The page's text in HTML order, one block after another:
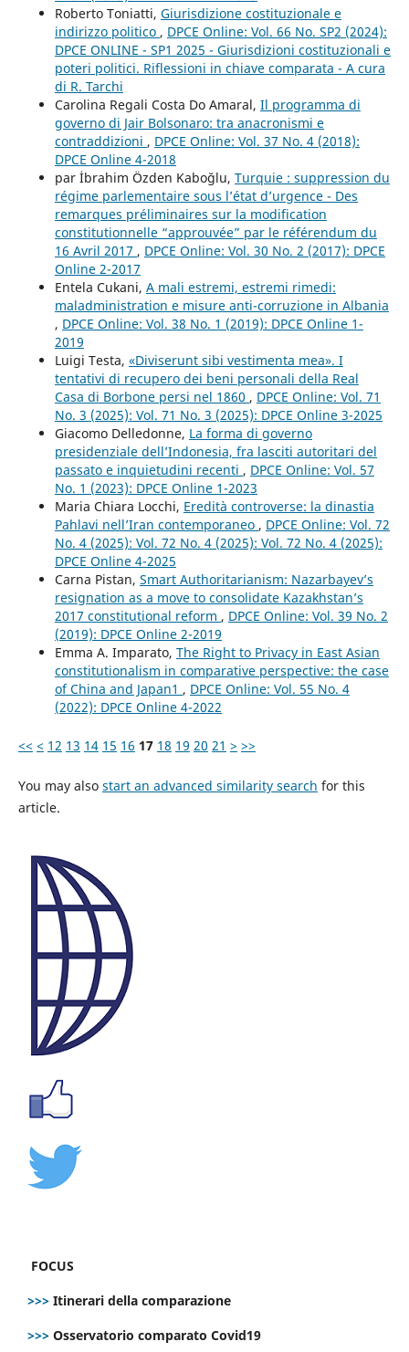
Roberto Toniatti, Giurisdizione costituzionale e
indirizzo politico , DPCE Online: Vol. 66 No. SP2 (2024):
DPCE ONLINE - SP1 2025 - Giurisdizioni costituzionali e
poteri politici. Riflessioni in chiave comparata - A cura
di R. Tarchi
Carolina Regali Costa Do Amaral, Il programma di
governo di Jair Bolsonaro: tra anacronismi e
contraddizioni , DPCE Online: Vol. 37 No. 4 (2018):
DPCE Online 4-2018
par İbrahim Özden Kaboğlu, Turquie : suppression du
régime parlementaire sous l’état d’urgence - Des
remarques préliminaires sur la modification
constitutionnelle “approuvée” par le référendum du
16 Avril 2017 , DPCE Online: Vol. 30 No. 2 (2017): DPCE
Online 2-2017
Entela Cukani, A mali estremi, estremi rimedi:
maladministration e misure anti-corruzione in Albania
, DPCE Online: Vol. 38 No. 1 (2019): DPCE Online 1-
2019
Luigi Testa, «Diviserunt sibi vestimenta mea». I
tentativi di recupero dei beni personali della Real
Casa di Borbone persi nel 1860 , DPCE Online: Vol. 71
No. 3 (2025): Vol. 71 No. 3 (2025): DPCE Online 3-2025
Giacomo Delledonne, La forma di governo
presidenziale dell’Indonesia, fra lasciti autoritari del
passato e inquietudini recenti , DPCE Online: Vol. 57
No. 1 (2023): DPCE Online 1-2023
Maria Chiara Locchi, Eredità controverse: la dinastia
Pahlavi nell’Iran contemporaneo , DPCE Online: Vol. 72
No. 4 (2025): Vol. 72 No. 4 (2025): Vol. 72 No. 4 (2025):
DPCE Online 4-2025
Carna Pistan, Smart Authoritarianism: Nazarbayev’s
resignation as a move to consolidate Kazakhstan’s
2017 constitutional reform , DPCE Online: Vol. 39 No. 2
(2019): DPCE Online 2-2019
Emma A. Imparato, The Right to Privacy in East Asian
constitutionalism in comparative perspective: the case
of China and Japan1 , DPCE Online: Vol. 55 No. 4
(2022): DPCE Online 4-2022
<< < 12 13 14 15 16 17 18 19 20 21 > >>
You may also start an advanced similarity search for this
article.
FOCUS
>>> Itinerari della comparazione
>>> Osservatorio comparato Covid19